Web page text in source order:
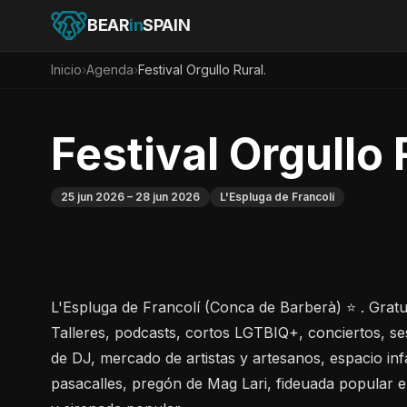
BEARinSPAIN
Inicio›Agenda›Festival Orgullo Rural.
Festival Orgullo
25 jun 2026 – 28 jun 2026 L'Espluga de Francolí
L'Espluga de Francolí (Conca de Barberà) ⭐ .
Talleres, podcasts, cortos LGTBIQ+, conciertos,
de DJ, mercado de artistas y artesanos, espacio
pasacalles, pregón de Mag Lari, fideuada popular